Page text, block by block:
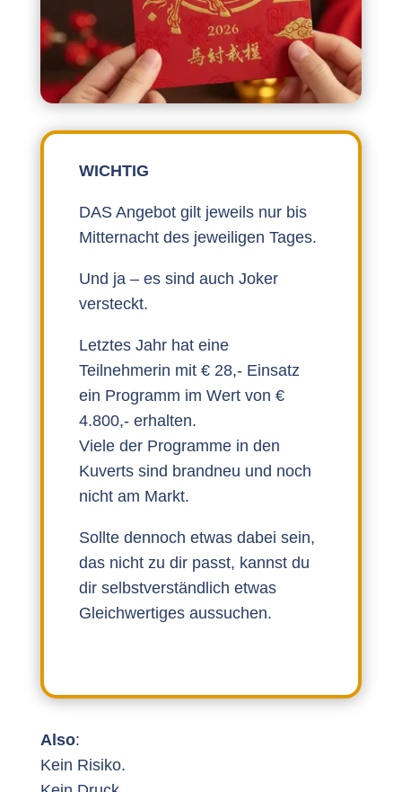
WICHTIG
DAS Angebot gilt jeweils nur bis
Mitternacht des jeweiligen Tages.
Und ja – es sind auch Joker
versteckt.
Letztes Jahr hat eine
Teilnehmerin mit € 28,- Einsatz
ein Programm im Wert von €
4.800,- erhalten.
Viele der Programme in den
Kuverts sind brandneu und noch
nicht am Markt.
Sollte dennoch etwas dabei sein,
das nicht zu dir passt, kannst du
dir selbstverständlich etwas
Gleichwertiges aussuchen.
Also:
Kein Risiko.